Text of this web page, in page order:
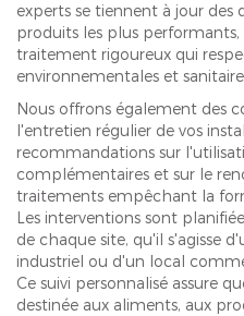
experts se tiennent à jour des
produits les plus performants,
traitement rigoureux qui
environnementales et
Nous offrons également des
l'entretien régulier de vos
recommandations sur
complémentaires et sur le
traitements empêchant la
Les interventions sont
de chaque site, qu'il s'agisse
industriel ou d'un local
Ce suivi personnalisé assure
destinée aux aliments, aux